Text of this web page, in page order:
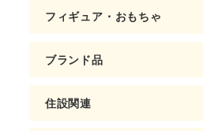
フィギュア・おもちゃ
ブランド品
住設関連